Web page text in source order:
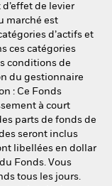
de levier
marché est
d’actifs et
ces catégories
conditions de
du gestionnaire
: Ce Fonds
à court
parts de fonds de
seront inclus
libellées en dollar
Fonds. Vous
tous les jours.